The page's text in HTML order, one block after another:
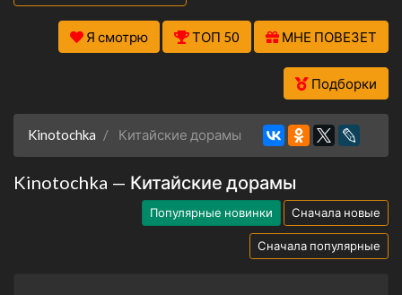
Я смотрю ТОП 50 МНЕ ПОВЕЗЕТ
Подборки
Kinotochka Китайские дорамы
Kinotochka — Китайские дорамы
Популярные новинки Сначала новые
Сначала популярные